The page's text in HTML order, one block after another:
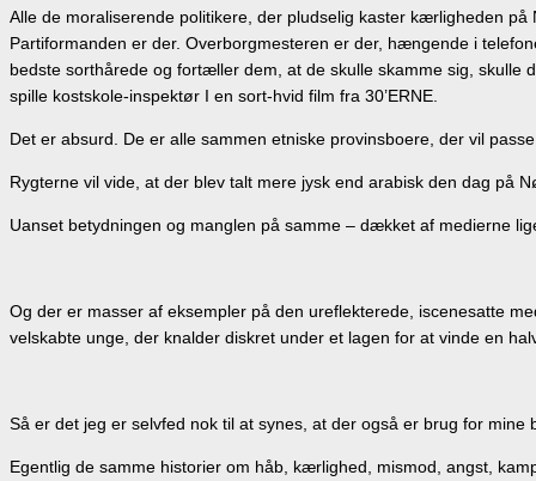
Alle de moraliserende politikere, der pludselig kaster kærligheden
Partiformanden er der. Overborgmesteren er der, hængende i
bedste sorthårede og fortæller dem, at de skulle skamme sig, skulle
spille kostskole-inspektør I en sort-hvid film fra 30’ERNE.
Det er absurd. De er alle sammen etniske provinsboere, der vil
Rygterne vil vide, at der blev talt mere jysk end arabisk den dag på
Uanset betydningen og manglen på samme – dækket af medierne
Og der er masser af eksempler på den ureflekterede, iscenesatte
velskabte unge, der knalder diskret under et lagen for at vinde en
Så er det jeg er selvfed nok til at synes, at der også er brug for
Egentlig de samme historier om håb, kærlighed, mismod, angst,